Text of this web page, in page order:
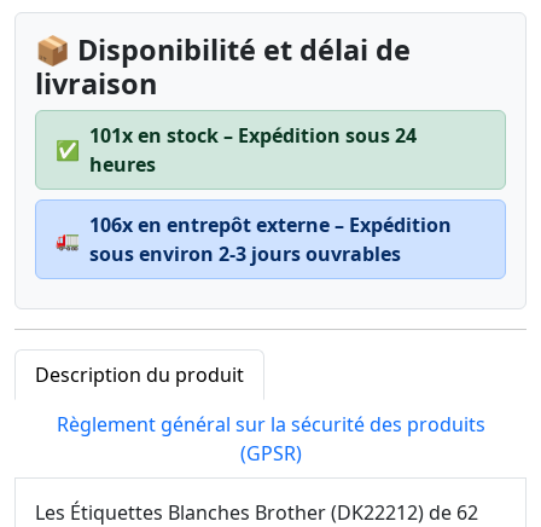
📦 Disponibilité et délai de
livraison
✅
101x en stock – Expédition sous 24
heures
🚛
106x en entrepôt externe – Expédition
sous environ 2-3 jours ouvrables
Description du produit
Règlement général sur la sécurité des produits
(GPSR)
Les Étiquettes Blanches Brother (DK22212) de 62